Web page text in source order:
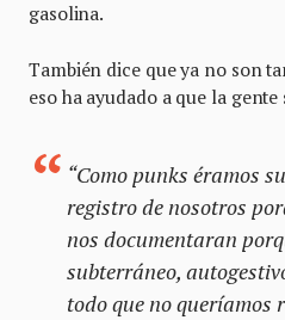
gasolina.
También dice que ya no son
eso ha ayudado a que la
“Como punks éramos
registro de nosotros
nos documentaran
subterráneo,
todo que no queríamos